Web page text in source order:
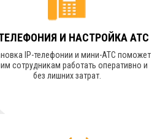
И НАСТРОЙКА АТС
IP-телефонии и мини-АТС поможет
сотрудникам работать оперативно и
без лишних затрат.